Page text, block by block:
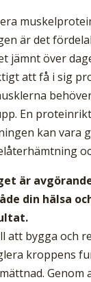
är det
jämnt över
att få i sig
En
kan vara
är
din hälsa
att bygga och
kroppens
Genom